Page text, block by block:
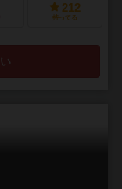
212
持ってる